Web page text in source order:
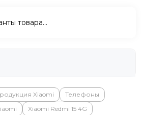
товара…
Xiaomi
Телефоны
Xiaomi Redmi 15 4G